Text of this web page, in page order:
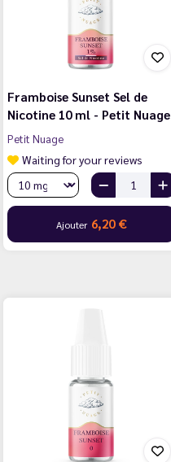
Framboise Sunset Sel de
Nicotine 10 ml - Petit Nuage
Petit Nuage
Waiting for your reviews
Ajouter 6,20 €